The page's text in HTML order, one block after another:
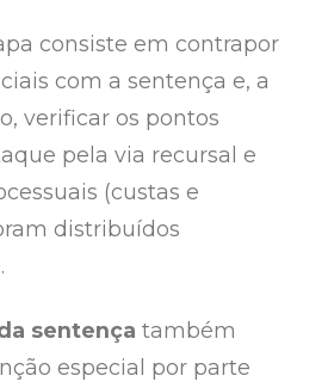
consiste em contrapor
com a sentença e, a
verificar os pontos
pela via recursal e
(custas e
distribuídos
sentença também
especial por parte